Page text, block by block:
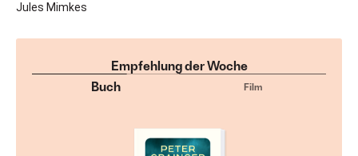
Jules Mimkes
Empfehlung der Woche
Buch
Film